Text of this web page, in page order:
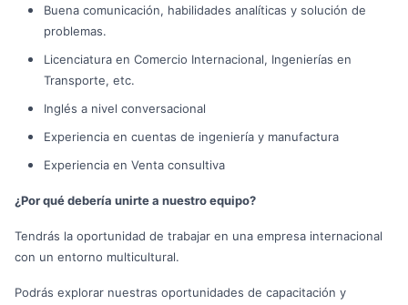
Buena comunicación, habilidades analíticas y solución de
problemas.
Licenciatura en Comercio Internacional, Ingenierías en
Transporte, etc.
Inglés a nivel conversacional
Experiencia en cuentas de ingeniería y manufactura
Experiencia en Venta consultiva
¿Por qué debería unirte a nuestro equipo?
Tendrás la oportunidad de trabajar en una empresa internacional
con un entorno multicultural.
Podrás explorar nuestras oportunidades de capacitación y